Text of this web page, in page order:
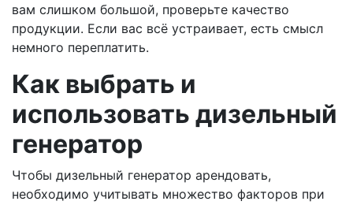
вам слишком большой, проверьте качество
продукции. Если вас всё устраивает, есть смысл
немного переплатить.
Как выбрать и
использовать дизельный
генератор
Чтобы дизельный генератор арендовать,
необходимо учитывать множество факторов при